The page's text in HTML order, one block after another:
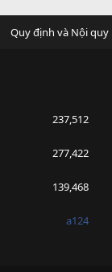
Quy định và Nội quy
237,512
277,422
139,468
a124